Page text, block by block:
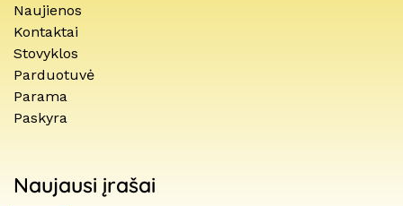
Naujienos
Kontaktai
Stovyklos
Parduotuvė
Parama
Paskyra
Naujausi įrašai